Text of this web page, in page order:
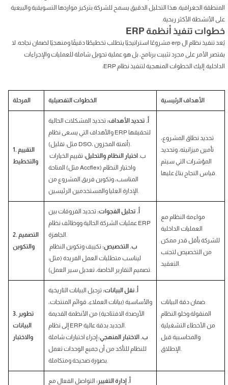
المنطقة الجغرافية. هذا التحليل الدقيق يسمح للشركة بتركيز مواردها التسويقية والبيعية
على الأنشطة الأكثر ربحية.
خطوات تنفيذ أنظمة ERP
يُعد تنفيذ نظام ال erp مشروعًا استراتيجيًا يتطلب تخطيطًا دقيقًا ومنهجيًا لضمان نجاحه. لا
يقتصر الأمر على مجرد تثبيت برنامج، بل هو عملية تحويل شاملة للعمليات والإجراءات
الداخلية. إليك الخطوات المنهجية لتنفيذ نظام ERP:
المرحلة الخطوات التفصيلية الأهداف الرئيسية
1. التقييم
أ. تحديد الأهداف: تحديد المشكلات الحالية
والأهداف التي يسعى نظام ERP لتحقيقها
(مثل: تقليل DSO، أتمتة المخزون).
ب. اختيار النظام والتحليل: تقييم الخيارات
المتاحة (مثل Accflex) واختيار النظام
المناسب، وتكوين فريق المشروع من
تحديد نطاق المشروع،
تأمين ميزانيته، وتحديد
المؤشرات التي سيتم
2. التصميم
أ. تحليل الفجوات: تحديد الفروقات بين
عمليات الشركة الحالية ووظائف نظام ERP
ب. التخصيص: تكييف وتكوين النظام
ليناسب متطلبات العمل الفريدة (مثل:
مواءمة النظام مع
العمليات الداخلية
للشركة بأقل قدر ممكن
من التخصيص لتجنب
3. تطوير
البيانات
أ. نقل البيانات: ترحيل البيانات التاريخية
والأساسية (بيانات العملاء، قوائم المنتجات،
الأرصدة الافتتاحية) من الأنظمة القديمة
ب. الاختبار المنهجي: إجراء اختبارات شاملة
للنظام للتأكد من أن جميع الوحدات تعمل
ضمان دقة البيانات
المنقولة وخلو النظام
من الأخطاء التشغيلية
والمحاسبية قبل
أ. إدارة التغيير: التواصل الفعال مع